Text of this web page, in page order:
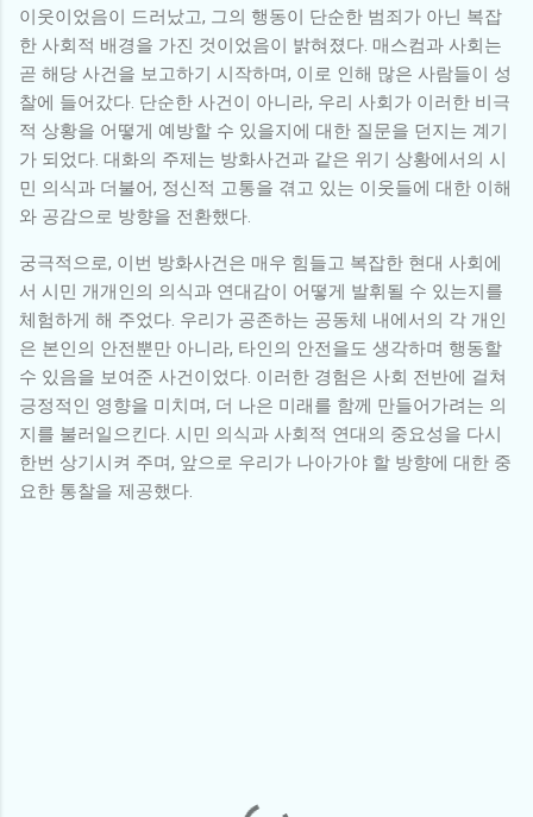
이웃이었음이 드러났고, 그의 행동이 단순한 범죄가 아닌 복잡
한 사회적 배경을 가진 것이었음이 밝혀졌다. 매스컴과 사회는
곧 해당 사건을 보고하기 시작하며, 이로 인해 많은 사람들이 성
찰에 들어갔다. 단순한 사건이 아니라, 우리 사회가 이러한 비극
적 상황을 어떻게 예방할 수 있을지에 대한 질문을 던지는 계기
가 되었다. 대화의 주제는 방화사건과 같은 위기 상황에서의 시
민 의식과 더불어, 정신적 고통을 겪고 있는 이웃들에 대한 이해
와 공감으로 방향을 전환했다.
궁극적으로, 이번 방화사건은 매우 힘들고 복잡한 현대 사회에
서 시민 개개인의 의식과 연대감이 어떻게 발휘될 수 있는지를
체험하게 해 주었다. 우리가 공존하는 공동체 내에서의 각 개인
은 본인의 안전뿐만 아니라, 타인의 안전을도 생각하며 행동할
수 있음을 보여준 사건이었다. 이러한 경험은 사회 전반에 걸쳐
긍정적인 영향을 미치며, 더 나은 미래를 함께 만들어가려는 의
지를 불러일으킨다. 시민 의식과 사회적 연대의 중요성을 다시
한번 상기시켜 주며, 앞으로 우리가 나아가야 할 방향에 대한 중
요한 통찰을 제공했다.